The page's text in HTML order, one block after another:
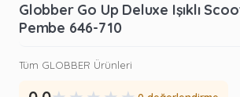
Globber Go Up Deluxe Işıklı
Pembe 646-710
Tüm GLOBBER Ürünleri